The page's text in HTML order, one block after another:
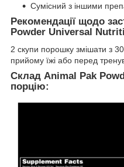
Сумісний з іншими
Рекомендації щодо
Powder Universal
2 скупи порошку змішати з
прийому їжі або перед
Склад Animal Pak
порцію: